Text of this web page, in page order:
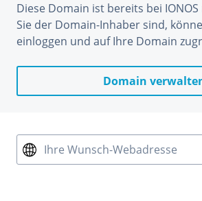
Diese Domain ist bereits bei
Sie der Domain-Inhaber sind,
einloggen und auf Ihre Domain
Domain
Ihre Wunsch-Webadresse